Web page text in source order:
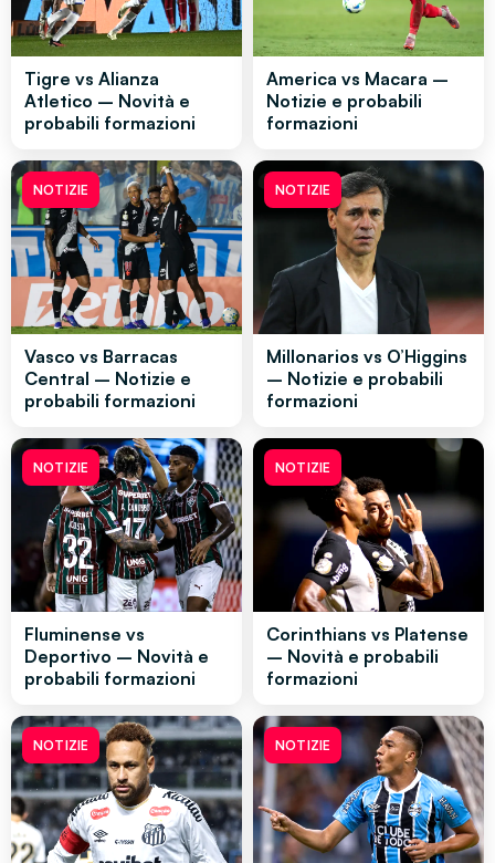
Tigre vs Alianza
Atletico – Novità e
probabili formazioni
America vs Macara –
Notizie e probabili
formazioni
NOTIZIE
Vasco vs Barracas
Central – Notizie e
probabili formazioni
NOTIZIE
Millonarios vs O’Higgins
– Notizie e probabili
formazioni
NOTIZIE
Fluminense vs
Deportivo – Novità e
probabili formazioni
NOTIZIE
Corinthians vs Platense
– Novità e probabili
formazioni
NOTIZIE NOTIZIE